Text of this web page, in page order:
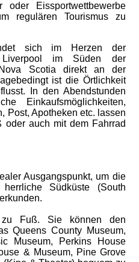
Eissportwettbewerbe
regulären Tourismus zu
sich im Herzen der
Liverpool im Süden der
Scotia direkt an der
ist die Örtlichkeit
In den Abendstunden
Einkaufsmöglichkeiten,
Post, Apotheken etc. lassen
auch mit dem Fahrrad
Ausgangspunkt, um die
Südküste (South
zu Fuß. Sie können den
Queens County Museum,
Museum, Perkins House
& Museum, Pine Grove